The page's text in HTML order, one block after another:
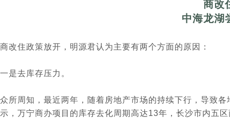
商改
中海龙湖
商改住政策放开，明源君认为主要有两个方面的原因：
一是去库存压力。
众所周知，最近两年，随着房地产市场的持续下行，导致
示，万宁商办项目的库存去化周期高达13年，长沙市内五